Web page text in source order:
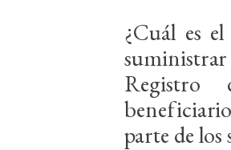
¿Cuál es
Registro
parte de los